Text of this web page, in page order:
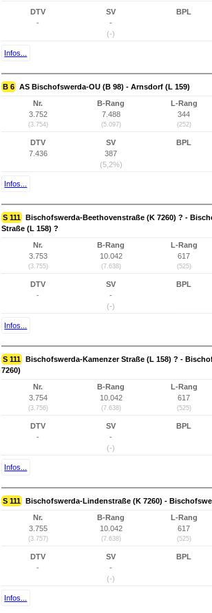
DTV
-
SV
-
(-)
BPL
Infos...
B 6 AS Bischofswerda-OU (B 98) - Arnsdorf (L 159)
Nr.
3.752
(3.754)
B-Rang
7.488
(5.097)
L-Rang
344
(252)
DTV
7.436
SV
387
(5,2%)
BPL
Infos...
S 111 Bischofswerda-Beethovenstraße (K 7260) ? -
Straße (L 158) ?
Nr.
3.753
(3.755)
B-Rang
10.042
(7.638)
L-Rang
617
(525)
DTV
-
SV
-
(-)
BPL
Infos...
S 111 Bischofswerda-Kamenzer Straße (L 158) ? -
7260)
Nr.
3.754
(3.756)
B-Rang
10.042
(7.638)
L-Rang
617
(525)
DTV
-
SV
-
(-)
BPL
Infos...
S 111 Bischofswerda-Lindenstraße (K 7260) -
Nr.
3.755
(3.757)
B-Rang
10.042
(7.638)
L-Rang
617
(525)
DTV
-
SV
-
(-)
BPL
Infos...